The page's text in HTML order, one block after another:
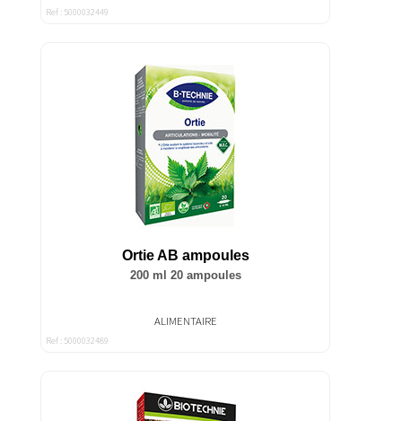
Ref : 5000032449
Ortie AB ampoules
200 ml 20 ampoules
ALIMENTAIRE
Ref : 5000032489